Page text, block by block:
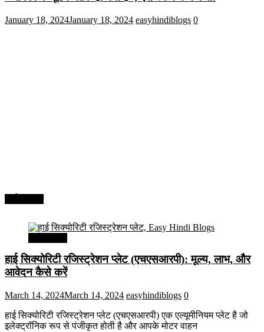
January 18, 2024January 18, 2024 easyhindiblogs 0
हाई सिक्योरिटी रजिस्ट्रेशन प्लेट (एचएसआरपी): मूल्य, लाभ, और
आवेदन कैसे करें
March 14, 2024March 14, 2024 easyhindiblogs 0
हाई सिक्योरिटी रजिस्ट्रेशन प्लेट (एचएसआरपी) एक एल्यूमीनियम प्लेट है जो
इलेक्ट्रॉनिक रूप से पंजीकृत होती है और आपके मोटर वाहन